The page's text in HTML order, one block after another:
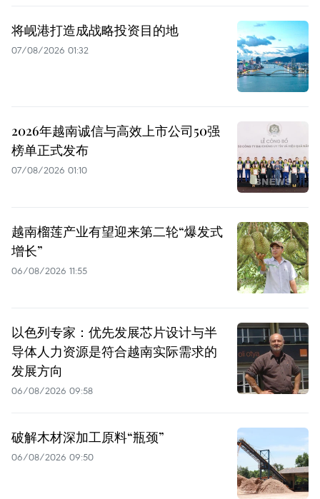
将岘港打造成战略投资目的地
07/08/2026 01:32
2026年越南诚信与高效上市公司50强
榜单正式发布
07/08/2026 01:10
越南榴莲产业有望迎来第二轮“爆发式
增长”
06/08/2026 11:55
以色列专家：优先发展芯片设计与半
导体人力资源是符合越南实际需求的
发展方向
06/08/2026 09:58
破解木材深加工原料“瓶颈”
06/08/2026 09:50